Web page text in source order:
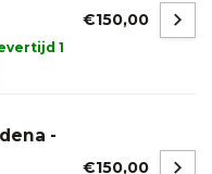
1
€150,00
-
€150,00